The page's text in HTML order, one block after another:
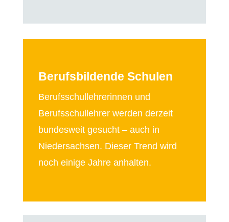
Berufsbildende Schulen
Berufsschullehrerinnen und
Berufsschullehrer werden derzeit
bundesweit gesucht – auch in
Niedersachsen. Dieser Trend wird
noch einige Jahre anhalten.